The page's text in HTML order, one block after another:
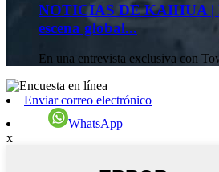
NOTICIAS DE KAIHUA |
escena global...
En una entrevista exclusiva con
Enviar correo electrónico
WhatsApp
x